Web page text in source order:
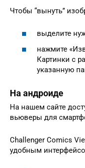
Чтобы “вынуть”
выделите
нажмите
Картинки с
указанную
На андроиде
На нашем сайте
вьюверы для
Challenger Comics
удобным